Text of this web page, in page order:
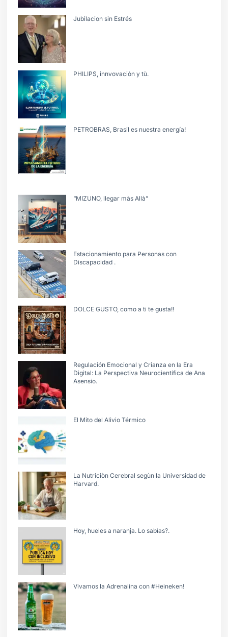
Jubilacion sin Estrés
PHILIPS, innvovaciòn y tù.
PETROBRAS, Brasil es nuestra energía!
“MIZUNO, llegar màs Allà”
Estacionamiento para Personas con
Discapacidad .
DOLCE GUSTO, como a ti te gusta!!
Regulación Emocional y Crianza en la Era
Digital: La Perspectiva Neurocientífica de Ana
Asensio.
El Mito del Alivio Térmico
La Nutriciòn Cerebral segùn la Universidad de
Harvard.
Hoy, hueles a naranja. Lo sabìas?.
Vivamos la Adrenalina con #Heineken!